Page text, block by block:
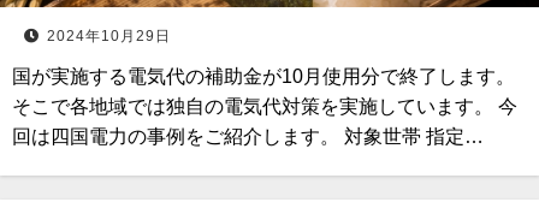
2024年10月29日
国が実施する電気代の補助金が10月使用分で終了します。
そこで各地域では独自の電気代対策を実施しています。 今
回は四国電力の事例をご紹介します。 対象世帯 指定…